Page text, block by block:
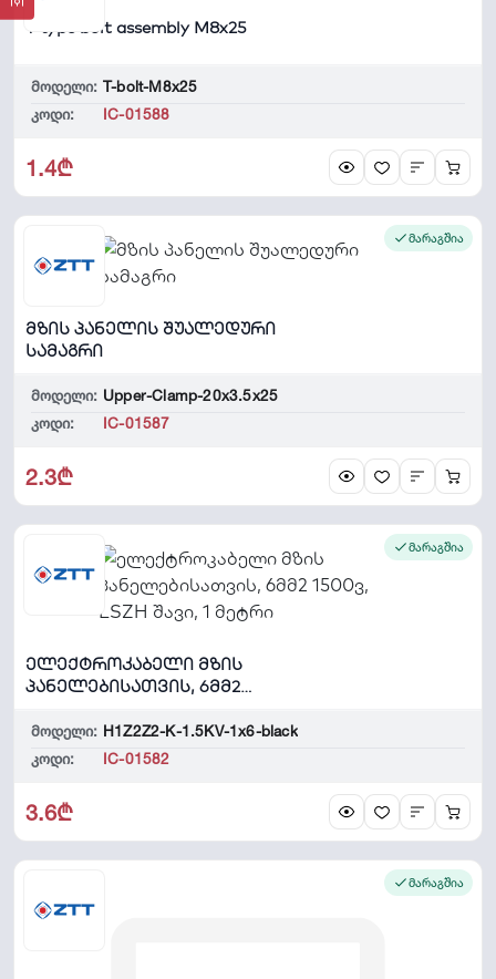
T type bolt assembly M8x25
მოდელი: T-bolt-M8x25
კოდი:
IC-01588
1.4₾
მარაგშია
მზის პანელის შუალედური
სამაგრი
მოდელი: Upper-Clamp-20x3.5x25
კოდი:
IC-01587
2.3₾
მარაგშია
ელექტროკაბელი მზის
პანელებისათვის, 6მმ2
მოდელი: H1Z2Z2-K-1.5KV-1x6-black
კოდი:
IC-01582
3.6₾
მარაგშია